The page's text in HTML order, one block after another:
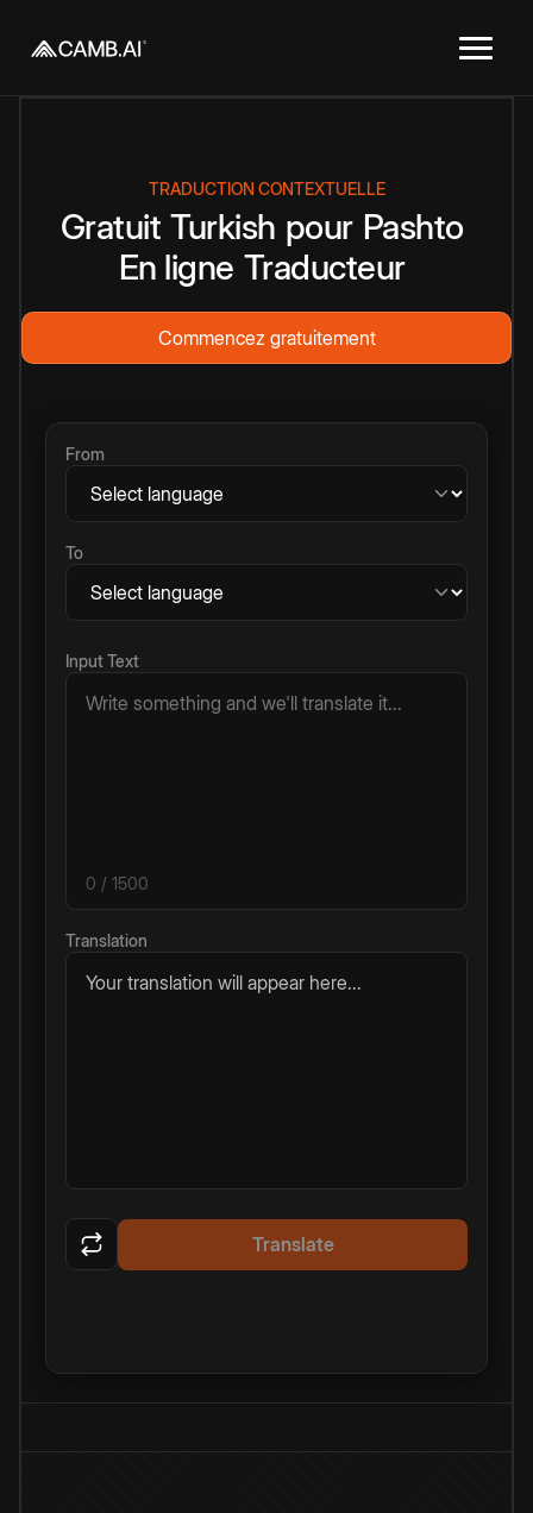
TRADUCTION CONTEXTUELLE
Gratuit Turkish pour Pashto
En ligne Traducteur
Commencez gratuitement
From
To
Input Text
0 / 1500
Translation
Your translation will appear here...
Translate